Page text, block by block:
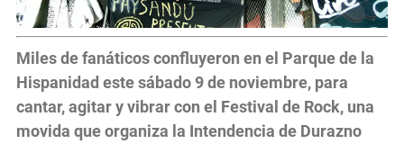
Miles de fanáticos confluyeron en el Parque de la
Hispanidad este sábado 9 de noviembre, para
cantar, agitar y vibrar con el Festival de Rock, una
movida que organiza la Intendencia de Durazno